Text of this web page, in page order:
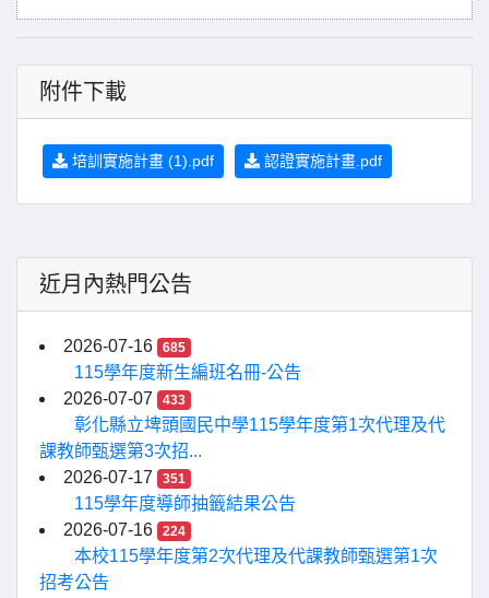
附件下載
培訓實施計畫 (1).pdf 認證實施計畫.pdf
近月內熱門公告
2026-07-16 685
115學年度新生編班名冊-公告
2026-07-07
433
彰化縣立埤頭國民中學115學年度第1次代理及代
課教師甄選第3次招...
2026-07-17
351
115學年度導師抽籤結果公告
2026-07-16
224
本校115學年度第2次代理及代課教師甄選第1次
招考公告